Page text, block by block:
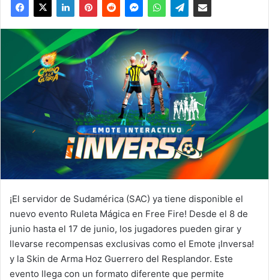
¡El servidor de Sudamérica (SAC) ya tiene disponible el
nuevo evento Ruleta Mágica en Free Fire! Desde el 8 de
junio hasta el 17 de junio, los jugadores pueden girar y
llevarse recompensas exclusivas como el Emote ¡Inversa!
y la Skin de Arma Hoz Guerrero del Resplandor. Este
evento llega con un formato diferente que permite